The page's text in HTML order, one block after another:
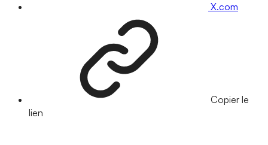
X.com
Copier le
lien